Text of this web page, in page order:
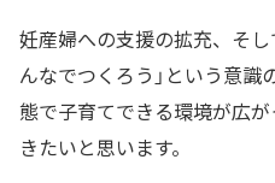
妊産婦への支援の拡充、そ
んなでつくろう」という意
態で子育てできる環境が広
きたいと思います。